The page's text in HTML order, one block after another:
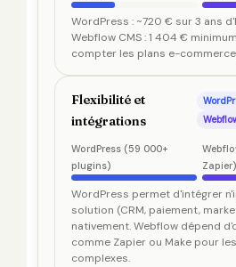
WordPress : ~720 € sur 3 ans
Webflow CMS : 1 404 €
compter les plans e-
Flexibilité et
intégrations
WordPress (59 000+
plugins)
Zapier)
WordPress permet d'intégrer
solution (CRM, paiement,
nativement. Webflow dépend
comme Zapier ou Make pour
complexes.